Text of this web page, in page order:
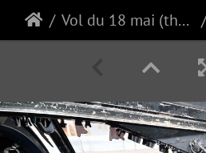
Vol du 18 mai (the first)